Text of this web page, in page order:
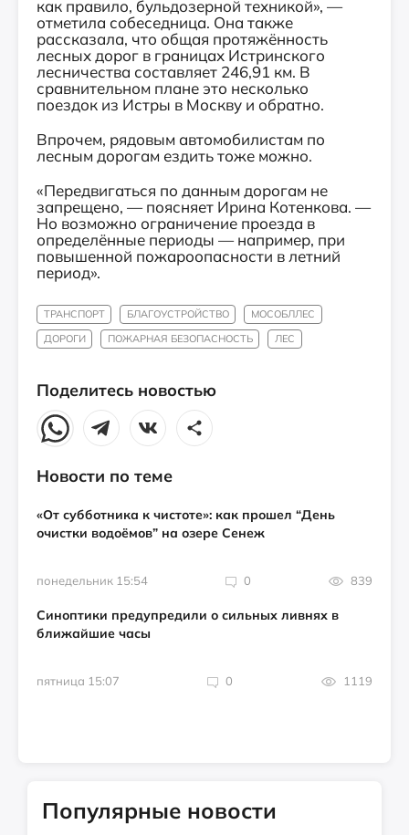
как правило, бульдозерной техникой», —
отметила собеседница. Она также
рассказала, что общая протяжённость
лесных дорог в границах Истринского
лесничества составляет 246,91 км. В
сравнительном плане это несколько
поездок из Истры в Москву и обратно.
Впрочем, рядовым автомобилистам по
лесным дорогам ездить тоже можно.
«Передвигаться по данным дорогам не
запрещено, — поясняет Ирина Котенкова. —
Но возможно ограничение проезда в
определённые периоды — например, при
повышенной пожароопасности в летний
период».
ТРАНСПОРТ БЛАГОУСТРОЙСТВО
МОСОБЛЛЕС
ДОРОГИ
ПОЖАРНАЯ БЕЗОПАСНОСТЬ ЛЕС
Поделитесь новостью
Новости по теме
«От субботника к чистоте»: как прошел “День
очистки водоёмов” на озере Сенеж
понедельник 15:54 0 839
Синоптики предупредили о сильных ливнях в
ближайшие часы
пятница 15:07 0 1119
Популярные новости